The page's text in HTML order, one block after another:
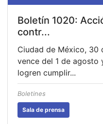
Boletín 1020:
contr...
Ciudad de México, 30
vence del 1 de agosto
logren cumplir...
Boletines
Sala de prensa